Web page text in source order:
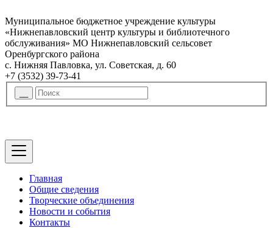
Муниципальное бюджетное учреждение культуры
«Нижнепавловский центр культуры и библиотечного
обслуживания» МО Нижнепавловский сельсовет
Оренбургского района
с. Нижняя Павловка, ул. Советская, д. 60
+7 (3532) 39-73-41
Главная
Общие сведения
Творческие объединения
Новости и события
Контакты